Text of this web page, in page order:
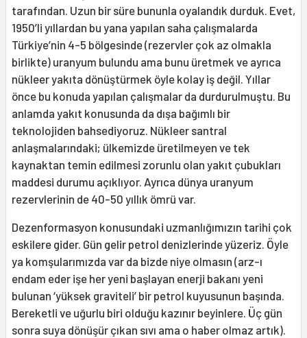
tarafından. Uzun bir süre bununla oyalandık durduk. Evet,
1950’li yıllardan bu yana yapılan saha çalışmalarda
Türkiye’nin 4-5 bölgesinde (rezervler çok az olmakla
birlikte) uranyum bulundu ama bunu üretmek ve ayrıca
nükleer yakıta dönüştürmek öyle kolay iş değil. Yıllar
önce bu konuda yapılan çalışmalar da durdurulmuştu. Bu
anlamda yakıt konusunda da dışa bağımlı bir
teknolojiden bahsediyoruz. Nükleer santral
anlaşmalarındaki; ülkemizde üretilmeyen ve tek
kaynaktan temin edilmesi zorunlu olan yakıt çubukları
maddesi durumu açıklıyor. Ayrıca dünya uranyum
rezervlerinin de 40-50 yıllık ömrü var.
Dezenformasyon konusundaki uzmanlığımızın tarihi çok
eskilere gider. Gün gelir petrol denizlerinde yüzeriz. Öyle
ya komşularımızda var da bizde niye olmasın (arz-ı
endam eder işe her yeni başlayan enerji bakanı yeni
bulunan ‘yüksek graviteli’ bir petrol kuyusunun başında.
Bereketli ve uğurlu biri olduğu kazınır beyinlere. Üç gün
sonra suya dönüşür çıkan sıvı ama o haber olmaz artık).